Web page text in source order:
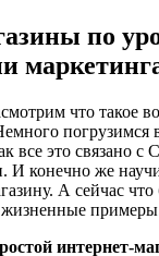
по
что такое
погрузимся
все это связано
И конечно же
А сейчас что
жизненные
интернет-